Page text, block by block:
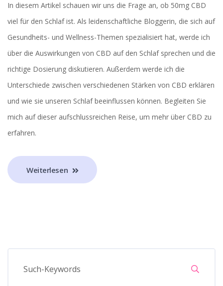
In diesem Artikel schauen wir uns die Frage an, ob 50mg CBD
viel für den Schlaf ist. Als leidenschaftliche Bloggerin, die sich auf
Gesundheits- und Wellness-Themen spezialisiert hat, werde ich
über die Auswirkungen von CBD auf den Schlaf sprechen und die
richtige Dosierung diskutieren. Außerdem werde ich die
Unterschiede zwischen verschiedenen Stärken von CBD erklären
und wie sie unseren Schlaf beeinflussen können. Begleiten Sie
mich auf dieser aufschlussreichen Reise, um mehr über CBD zu
erfahren.
Weiterlesen